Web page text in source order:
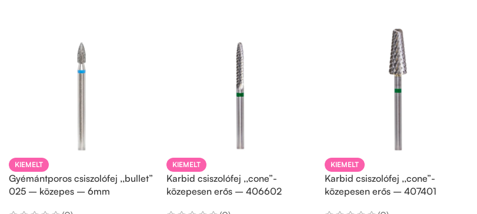
KIEMELT
Gyémántporos csiszolófej ,,bullet”
025 – közepes – 6mm
KIEMELT
Karbid csiszolófej ,,cone”-
közepesen erős – 406602
KIEMELT
Karbid csiszolófej ,,cone”-
közepesen erős – 407401